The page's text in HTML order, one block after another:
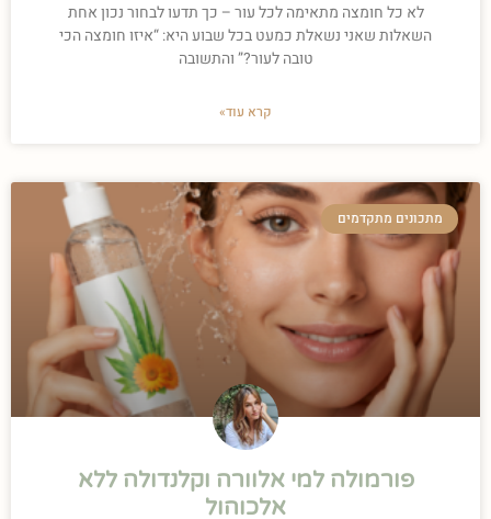
לא כל חומצה מתאימה לכל עור – כך תדעו לבחור נכון אחת
השאלות שאני נשאלת כמעט בכל שבוע היא: “איזו חומצה הכי
טובה לעור?” והתשובה
קרא עוד»
מתכונים מתקדמים
פורמולה למי אלוורה וקלנדולה ללא
אלכוהול